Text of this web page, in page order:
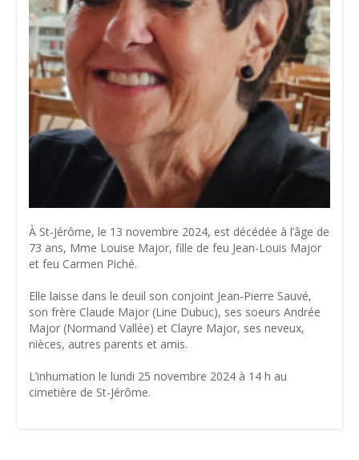
À St-Jérôme, le 13 novembre 2024, est décédée à l’âge de
73 ans, Mme Louise Major, fille de feu Jean-Louis Major
et feu Carmen Piché.
Elle laisse dans le deuil son conjoint Jean-Pierre Sauvé,
son frère Claude Major (Line Dubuc), ses soeurs Andrée
Major (Normand Vallée) et Clayre Major, ses neveux,
nièces, autres parents et amis.
L’inhumation le lundi 25 novembre 2024 à 14 h au
cimetière de St-Jérôme.